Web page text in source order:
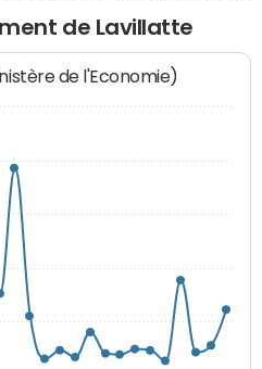
de Lavillatte
de l'Economie)